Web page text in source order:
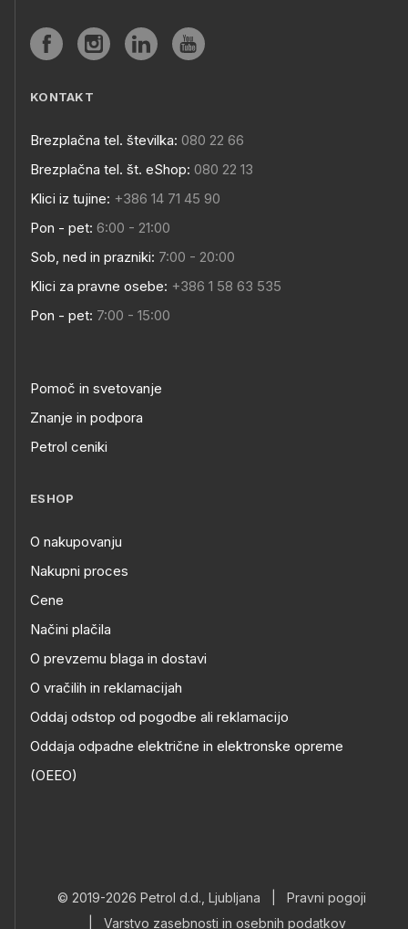
KONTAKT
Brezplačna tel. številka: 080 22 66
Brezplačna tel. št. eShop: 080 22 13
Klici iz tujine: +386 14 71 45 90
Pon - pet: 6:00 - 21:00
Sob, ned in prazniki: 7:00 - 20:00
Klici za pravne osebe: +386 1 58 63 535
Pon - pet: 7:00 - 15:00
Pomoč in svetovanje
Znanje in podpora
Petrol ceniki
ESHOP
O nakupovanju
Nakupni proces
Cene
Načini plačila
O prevzemu blaga in dostavi
O vračilih in reklamacijah
Oddaj odstop od pogodbe ali reklamacijo
Oddaja odpadne električne in elektronske opreme
(OEEO)
© 2019-2026 Petrol d.d., Ljubljana
Pravni pogoji
Varstvo zasebnosti in osebnih podatkov